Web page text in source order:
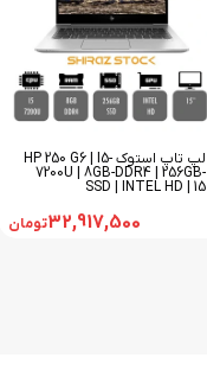
لپ تاپ استوک HP 250 G6 | I5-
7200U | 8GB-DDR4 | 256GB-
SSD | INTEL HD | 15
32,917,500تومان